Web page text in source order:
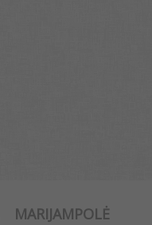
MARIJAMPOLĖ